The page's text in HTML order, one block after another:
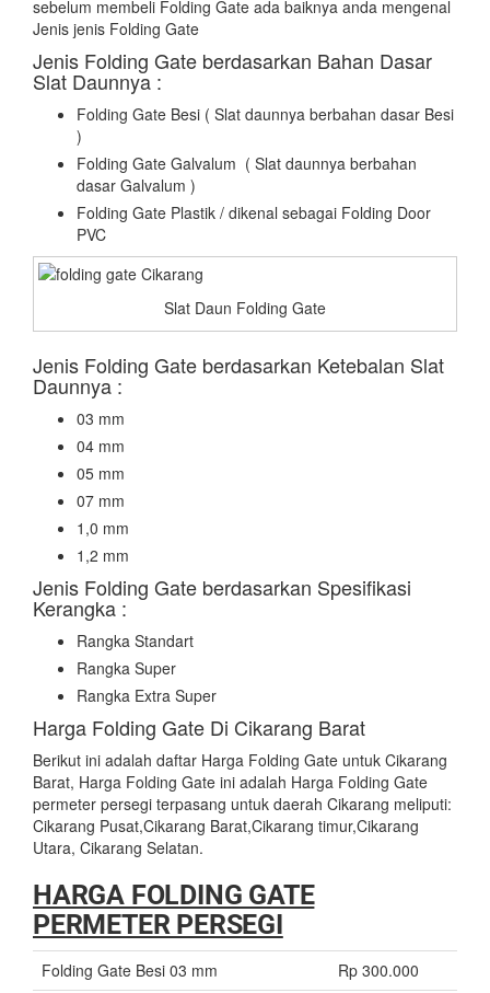
sebelum membeli Folding Gate ada baiknya anda mengenal
Jenis jenis Folding Gate
Jenis Folding Gate berdasarkan Bahan Dasar
Slat Daunnya :
Folding Gate Besi ( Slat daunnya berbahan dasar Besi
)
Folding Gate Galvalum ( Slat daunnya berbahan
dasar Galvalum )
Folding Gate Plastik / dikenal sebagai Folding Door
PVC
Slat Daun Folding Gate
Jenis Folding Gate berdasarkan Ketebalan Slat
Daunnya :
03 mm
04 mm
05 mm
07 mm
1,0 mm
1,2 mm
Jenis Folding Gate berdasarkan Spesifikasi
Kerangka :
Rangka Standart
Rangka Super
Rangka Extra Super
Harga Folding Gate Di Cikarang Barat
Berikut ini adalah daftar Harga Folding Gate untuk Cikarang
Barat, Harga Folding Gate ini adalah Harga Folding Gate
permeter persegi terpasang untuk daerah Cikarang meliputi:
Cikarang Pusat,Cikarang Barat,Cikarang timur,Cikarang
Utara, Cikarang Selatan.
HARGA FOLDING GATE
PERMETER PERSEGI
Folding Gate Besi 03 mm
Rp 300.000